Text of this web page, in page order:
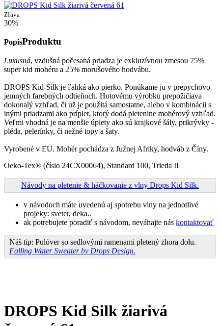
Zľava
30%
PopisProduktu
Luxusná, vzdušná počesaná priadza je exkluzívnou zmesou 75%
super kid mohéru a 25% morušového hodvábu.
DROPS Kid-Silk je ľahká ako pierko. Ponúkame ju v prepychovo
jemných farebných odtieňoch. Hotovému výrobku prepožičiava
dokonalý vzhľad, či už je použitá samostatne, alebo v kombinácii s
inými priadzami ako príplet, ktorý dodá pletenine mohérový vzhľad.
Veľmi vhodná je na menšie úplety ako sú krajkové šály, prikrývky -
pléda, pelerínky, či nežné topy a šaty.
Vyrobené v EU. Mohér pochádza z Južnej Afriky, hodváb z Číny.
Oeko-Tex® (číslo 24CX00064), Standard 100, Trieda II
Návody na pletenie & háčkovanie z vlny Drops Kid Silk.
v návodoch máte uvedenú aj spotrebu vlny na jednotlivé
projeky: sveter, deka..
ak potrebujete poradiť s návodom, neváhajte nás kontaktovať
Náš tip: Pulóver so sedlovými ramenami pletený zhora dolu.
Falling Water Sweater by Drops Design.
DROPS Kid Silk žiarivá